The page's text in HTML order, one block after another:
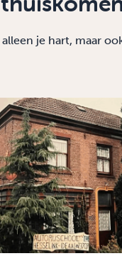
je hart, maar